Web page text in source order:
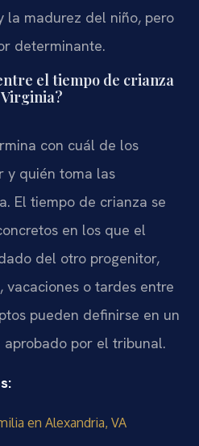
la madurez del niño, pero
determinante.
el tiempo de crianza
con cuál de los
y quién toma las
El tiempo de crianza se
en los que el
del otro progenitor,
vacaciones o tardes entre
pueden definirse en un
por el tribunal.
en Alexandria, VA